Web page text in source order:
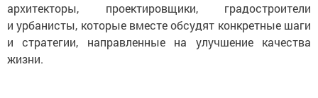
архитекторы, проектировщики, градостроители
и урбанисты, которые вместе обсудят конкретные шаги
и стратегии, направленные на улучшение качества
жизни.